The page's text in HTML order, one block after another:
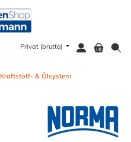
Privat (brutto)
Kraftstoff- & Ölsystem